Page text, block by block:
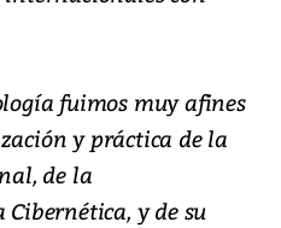
fuimos muy afines
y práctica de la
de la
y de su